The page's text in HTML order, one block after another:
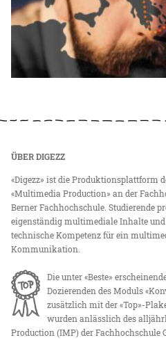
ÜBER DIGEZZ
«Digezz» ist die Produktionsplattform
«Multimedia Production» an der
Berner Fachhochschule. Studierende
eigenständig multimediale Inhalte
technische Kompetenz für ein
Kommunikation.
Die unter «Beste»
Dozierenden des Moduls
zusätzlich mit der «Top»-
wurden anlässlich des
Production (IMP) der Fachhochschule